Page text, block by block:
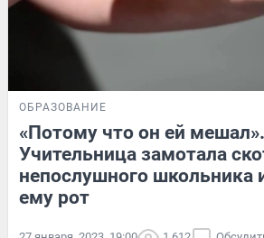
ОБРАЗОВАНИЕ
«Потому что он ей мешал».
Учительница замотала
непослушного школьника
ему рот